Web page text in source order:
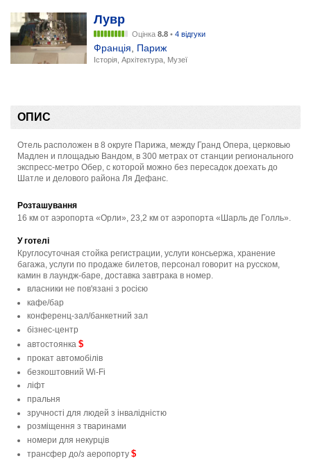
Лувр
Оцінка 8.8 • 4 відгуки
Франція, Париж
Історія, Архітектура, Музеї
ОПИС
Отель расположен в 8 округе Парижа, между Гранд Опера, церковью
Мадлен и площадью Вандом, в 300 метрах от станции регионального
экспресс-метро Обер, с которой можно без пересадок доехать до
Шатле и делового района Ля Дефанс.
Розташування
16 км от аэропорта «Орли», 23,2 км от аэропорта «Шарль де Голль».
У готелі
Круглосуточная стойка регистрации, услуги консьержа, хранение
багажа, услуги по продаже билетов, персонал говорит на русском,
камин в лаундж-баре, доставка завтрака в номер.
власники не пов'язані з росією
кафе/бар
конференц-зал/банкетний зал
бізнес-центр
автостоянка $
прокат автомобілів
безкоштовний Wi-Fi
ліфт
пральня
зручності для людей з інвалідністю
розміщення з тваринами
номери для некурців
трансфер до/з аеропорту $